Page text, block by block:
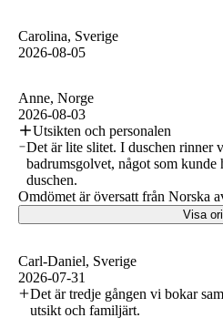
Carolina, Sverige
2026-08-05
Anne, Norge
2026-08-03
Utsikten och personalen
Det är lite slitet. I duschen rinner
badrumsgolvet, något som kunde
duschen.
Omdömet är översatt från Norska
Visa
Carl-Daniel, Sverige
2026-07-31
Det är tredje gången vi bokar
utsikt och familjärt.